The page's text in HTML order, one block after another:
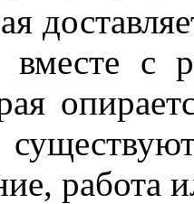
вместе с
работа